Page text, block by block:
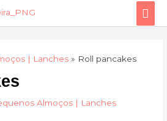
| Lanches Roll pancakes
Almoços | Lanches